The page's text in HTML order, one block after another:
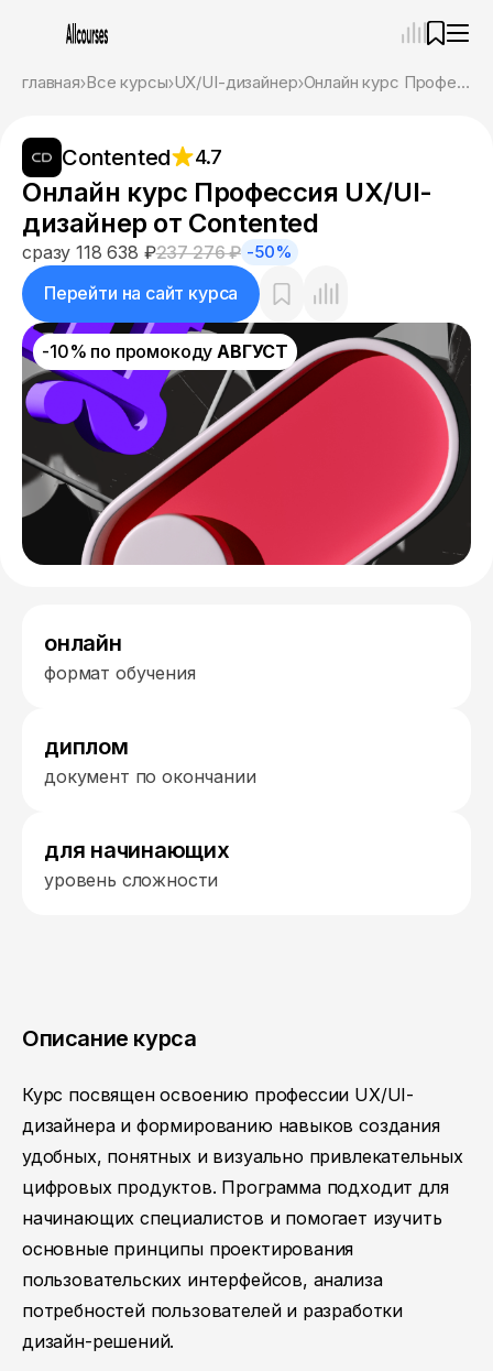
главная Все курсы UX/UI-дизайнер Онлайн курс Профессия UX/UI-дизайнер от Contented
Contented 4.7
Онлайн курс Профессия UX/UI-
дизайнер от Contented
сразу 118 638 ₽237 276 ₽ -50%
Перейти на сайт курса
-10% по промокодуАВГУСТ
онлайн
формат обучения
диплом
документ по окончании
для начинающих
уровень сложности
Описание курса
Курс посвящен освоению профессии UX/UI-
дизайнера и формированию навыков создания
удобных, понятных и визуально привлекательных
цифровых продуктов. Программа подходит для
начинающих специалистов и помогает изучить
основные принципы проектирования
пользовательских интерфейсов, анализа
потребностей пользователей и разработки
дизайн-решений.
Ассистент
Привет! Я Ваш карьерный навигатор. Подберу
курсы, которые соответствует именно вашим
целям.
Пожалуйста, ответьте на несколько вопросов,
чтобы начать.
Приступим?